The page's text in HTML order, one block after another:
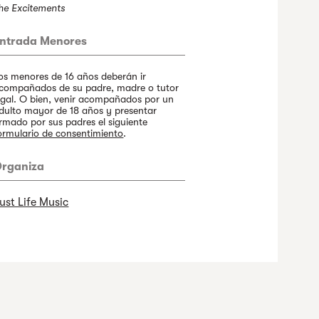
Excitements
Menores
menores de 16 años deberán ir
de su padre, madre o tutor
O bien, venir acompañados por un
mayor de 18 años y presentar
por sus padres el siguiente
de consentimiento.
Life Music